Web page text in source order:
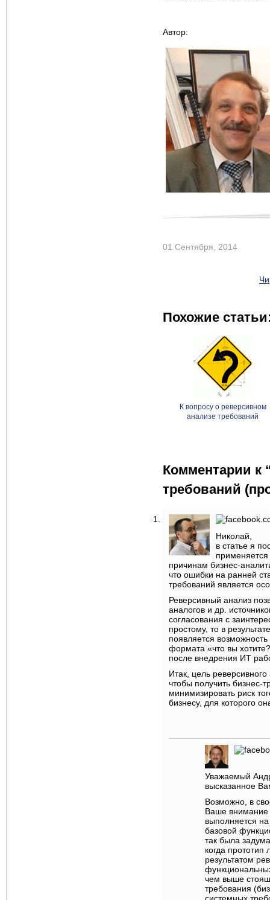
Автор:
01 Сентября, 2014
Похожие
К вопросу о реверсивном
анализе требований
Комментарии к
требований
Николай,
в статье я
причинам бизнес-
что ошибки на ранней
требований является
Реверсивный анализ
аналогов и др.
согласования с
простому, то в
появляется
формата «что вы
после внедрения ИТ
Итак, цель
чтобы получить бизнес-
минимизировать риск
бизнесу, для которого
Уважаемый
высказанное
Возможно, в
Ваше внимание
выполняется
базовой
так была
когда
результатом
чем выше
требования